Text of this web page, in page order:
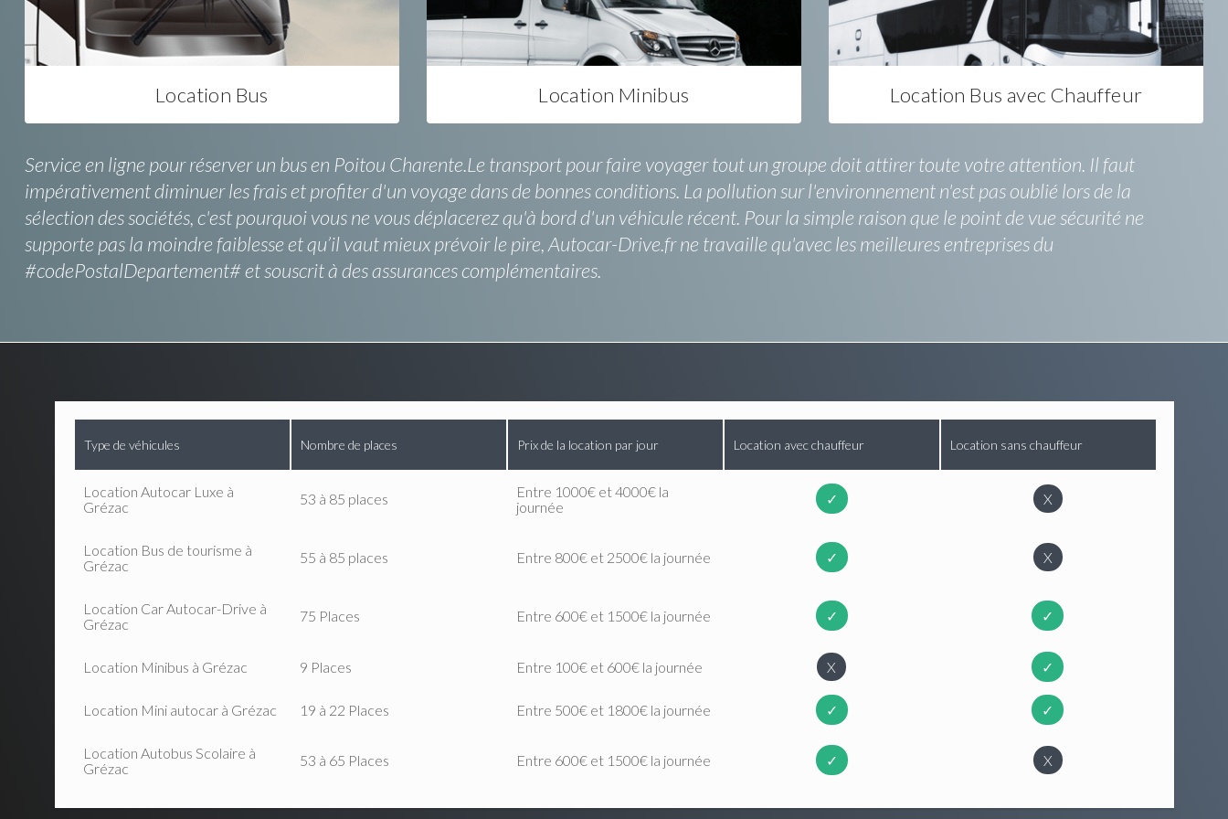
Location Bus Location Minibus Location Bus avec Chauffeur
Service en ligne pour réserver un bus en Poitou Charente.Le transport pour faire voyager tout un groupe doit attirer toute votre attention. Il faut
impérativement diminuer les frais et profiter d'un voyage dans de bonnes conditions. La pollution sur l'environnement n'est pas oublié lors de la
sélection des sociétés, c'est pourquoi vous ne vous déplacerez qu'à bord d'un véhicule récent. Pour la simple raison que le point de vue sécurité ne
supporte pas la moindre faiblesse et qu’il vaut mieux prévoir le pire, Autocar-Drive.fr ne travaille qu'avec les meilleures entreprises du
#codePostalDepartement# et souscrit à des assurances complémentaires.
Type de véhicules Nombre de places Prix de la location par jour Location avec chauffeur Location sans chauffeur
Location Autocar Luxe à
Grézac
53 à 85 places
Entre 1000€ et 4000€ la
journée
✓ X
Location Bus de tourisme à
Grézac
55 à 85 places Entre 800€ et 2500€ la journée ✓ X
Location Car Autocar-Drive à
Grézac
75 Places Entre 600€ et 1500€ la journée ✓ ✓
Location Minibus à Grézac 9 Places Entre 100€ et 600€ la journée X ✓
Location Mini autocar à Grézac 19 à 22 Places Entre 500€ et 1800€ la journée ✓ ✓
Location Autobus Scolaire à
Grézac
53 à 65 Places Entre 600€ et 1500€ la journée ✓ X